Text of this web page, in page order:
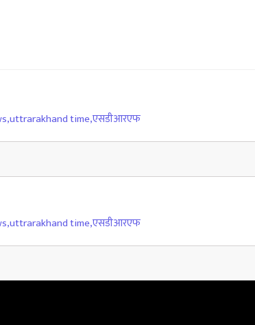
,uttrarakhand time,एसडीआरएफ
,uttrarakhand time,एसडीआरएफ